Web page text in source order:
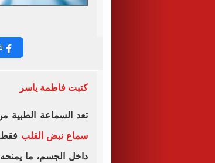
كتبت فاطمة ياسر
تعد السماعة الطبية
سماع نبض القلب
داخل الجسم، ما